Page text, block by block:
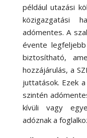
például utazási
közigazgatási
adómentes. A
évente
biztosítható,
hozzájárulás, a
juttatások. Ezek
szintén
kívüli vagy
adóznak a